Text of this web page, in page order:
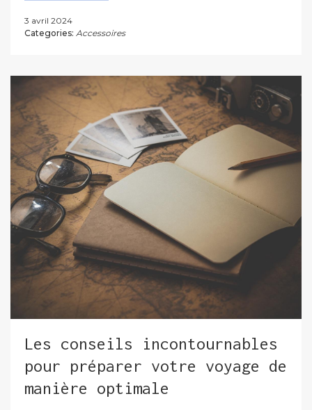
3 avril 2024
Categories: Accessoires
Les conseils incontournables
pour préparer votre voyage de
manière optimale